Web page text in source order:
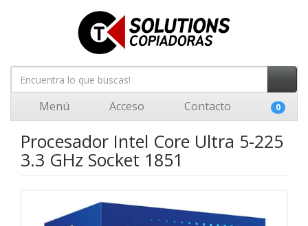
Menú Acceso Contacto 0
Procesador Intel Core Ultra 5-225
3.3 GHz Socket 1851